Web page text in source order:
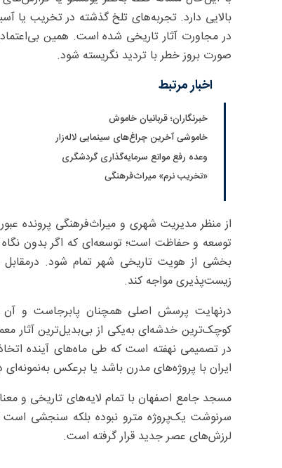
بالایی دارد. تجربه‌های تلخ گذشته در تخریب یا
در مجاورت آثار تاریخی شده است. همین
صورت بروز خطر با تردید نگریسته شود.
اخبار مرتبط
خبرنگاران؛ قربانیان خاموش
خاموشی آخرین چراغ‌های سینمایی لاله‌زار
وعده رفع موانع سرمایه‌گذاری گردشگری
«تخریب نرم» میراث‌فرهنگی
از منظر مدیریت شهری و میراث‌فرهنگی پرونده
توسعه و حفاظت است؛ توسعه‌ای که اگر بدون نگاه
بخشی از هویت تاریخی شهر تمام شود. درمقابل
زیست‌پذیری مواجه کند.
درنهایت پرسش اصلی همچنان پابرجاست و آن
کوچک‌ترین خدشه‌ای به‌یکی از بی‌بدیل‌ترین آثار
در تصمیمی نهفته است که طی ماه‌های آینده
ایران با پروژه‌های مدرن باشد یا برعکس
مسجد جامع اصفهان با تمام لایه‌های تاریخی و
سرنوشت یک‌پروژه مترو نبوده بلکه سنجشی است
لرزش‌های عصر جدید قرار گرفته است.